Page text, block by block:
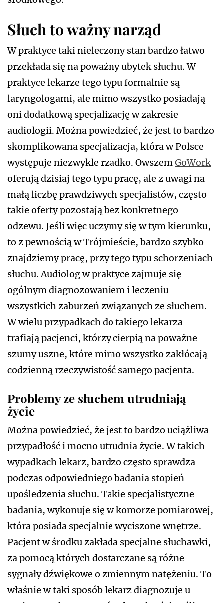
Słuch to ważny narząd
W praktyce taki nieleczony stan bardzo łatwo
przekłada się na poważny ubytek słuchu. W
praktyce lekarze tego typu formalnie są
laryngologami, ale mimo wszystko posiadają
oni dodatkową specjalizację w zakresie
audiologii. Można powiedzieć, że jest to bardzo
skomplikowana specjalizacja, która w Polsce
występuje niezwykle rzadko. OwszemGoWork
oferują dzisiaj tego typu pracę, ale z uwagi na
małą liczbę prawdziwych specjalistów, często
takie oferty pozostają bez konkretnego
odzewu. Jeśli więc uczymy się w tym kierunku,
to z pewnością w Trójmieście, bardzo szybko
znajdziemy pracę, przy tego typu schorzeniach
słuchu. Audiolog w praktyce zajmuje się
ogólnym diagnozowaniem i leczeniu
wszystkich zaburzeń związanych ze słuchem.
W wielu przypadkach do takiego lekarza
trafiają pacjenci, którzy cierpią na poważne
szumy uszne, które mimo wszystko zakłócają
codzienną rzeczywistość samego pacjenta.
Problemy ze słuchem utrudniają
życie
Można powiedzieć, że jest to bardzo uciążliwa
przypadłość i mocno utrudnia życie. W takich
wypadkach lekarz, bardzo często sprawdza
podczas odpowiedniego badania stopień
upośledzenia słuchu. Takie specjalistyczne
badania, wykonuje się w komorze pomiarowej,
która posiada specjalnie wyciszone wnętrze.
Pacjent w środku zakłada specjalne słuchawki,
za pomocą których dostarczane są różne
sygnały dźwiękowe o zmiennym natężeniu. To
właśnie w taki sposób lekarz diagnozuje u